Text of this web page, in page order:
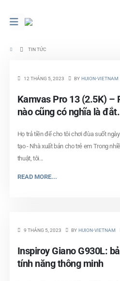
TIN TỨC
12 THÁNG 5, 2023 BY HUION-VIETNAM
Kamvas Pro 13 (2.5K) –
nào cũng có nghĩa là đắt.
Họ trả tiền để cho tôi chơi đùa suốt
tạo - Nhà xuất bản cho trẻ em Trong
thuật, tôi...
READ MORE...
9 THÁNG 5, 2023 BY HUION-VIETNAM
Inspiroy Giano G930L:
tính năng thông minh